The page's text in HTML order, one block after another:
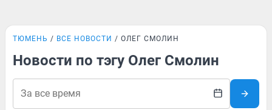
ТЮМЕНЬ ВСЕ НОВОСТИ ОЛЕГ СМОЛИН
Новости по тэгу Олег Смолин